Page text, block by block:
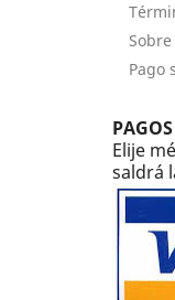
Pago
Elije
saldrá